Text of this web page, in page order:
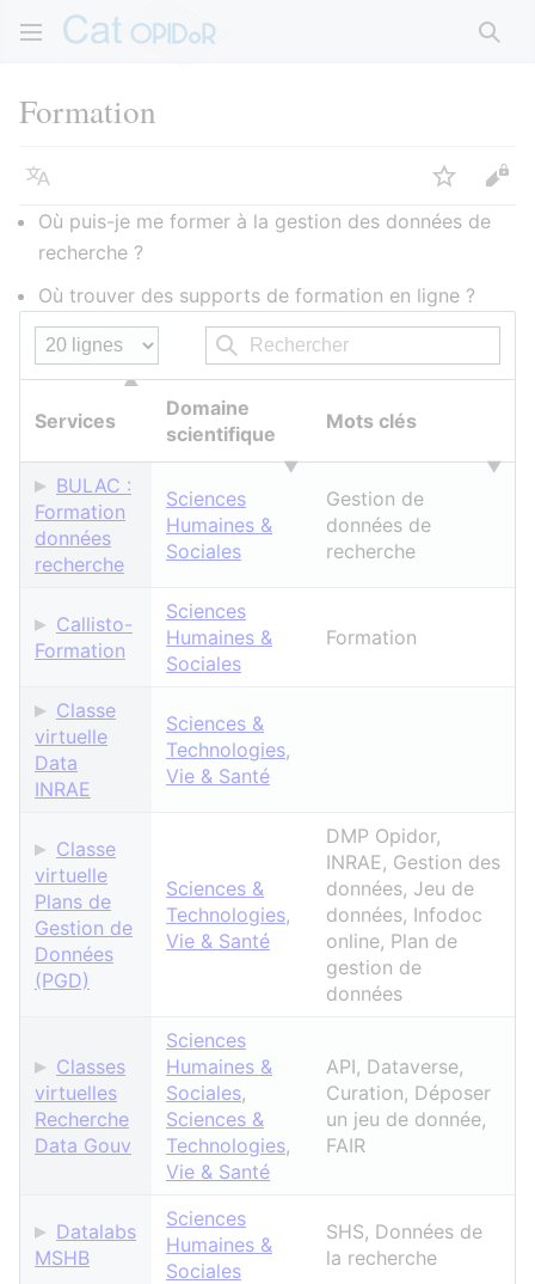
Formation
Langue Suivre
Où puis-je me former à la gestion des données de
recherche ?
Où trouver des supports de formation en ligne ?
Services
Domaine
scientifique
Mots clés
BULAC :
Formation
données
recherche
Sciences
Humaines &
Sociales
Gestion de
données de
recherche
Callisto-
Formation
Sciences
Humaines &
Sociales
Formation
Classe
virtuelle
Data
INRAE
Sciences &
Technologies,
Vie & Santé
Classe
virtuelle
Plans de
Gestion de
Données
(PGD)
Sciences &
Technologies,
Vie & Santé
DMP Opidor,
INRAE, Gestion des
données, Jeu de
données, Infodoc
online, Plan de
gestion de
données
Classes
virtuelles
Recherche
Data Gouv
Sciences
Humaines &
Sociales,
Sciences &
Technologies,
Vie & Santé
API, Dataverse,
Curation, Déposer
un jeu de donnée,
FAIR
Datalabs
MSHB
Sciences
Humaines &
Sociales
SHS, Données de
la recherche